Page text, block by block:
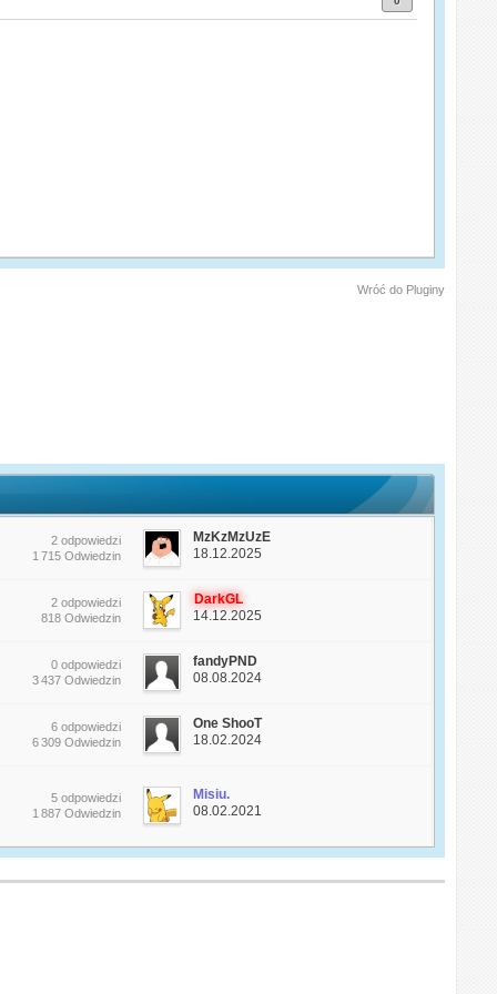
Wróć do Pluginy
2 odpowiedzi
1 715 Odwiedzin
MzKzMzUzE
18.12.2025
2 odpowiedzi
818 Odwiedzin
DarkGL
14.12.2025
0 odpowiedzi
3 437 Odwiedzin
fandyPND
08.08.2024
6 odpowiedzi
6 309 Odwiedzin
One ShooT
18.02.2024
5 odpowiedzi
1 887 Odwiedzin
Misiu.
08.02.2021